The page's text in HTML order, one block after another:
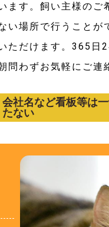
ます。飼い主様のご
い場所で行うことが
ただけます。365日
問わずお気軽にご連
会社名など看板等は
たない